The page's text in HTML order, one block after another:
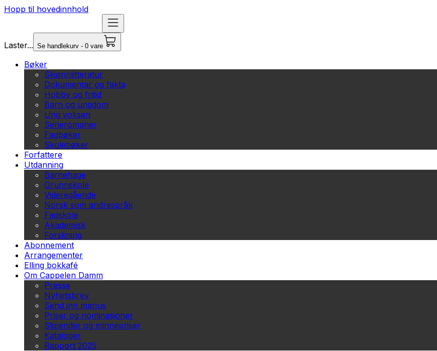
Hopp til hovedinnhold
Laster... Se handlekurv - 0 vare
Bøker
Skjønnlitteratur
Dokumentar og fakta
Hobby og fritid
Barn og ungdom
Ung voksen
Serieromaner
Fagbøker
Skolebøker
Forfattere
Utdanning
Barnehage
Grunnskole
Videregående
Norsk som andrespråk
Fagskole
Akademisk
Forskning
Abonnement
Arrangementer
Elling bokkafé
Om Cappelen Damm
Presse
Nyhetsbrev
Send inn manus
Priser og nominasjoner
Stipender og minnepriser
Kataloger
Rapport 2025